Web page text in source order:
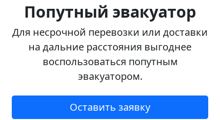
Попутный эвакуатор
Для несрочной перевозки или доставки
на дальние расстояния выгоднее
воспользоваться попутным
эвакуатором.
Оставить заявку